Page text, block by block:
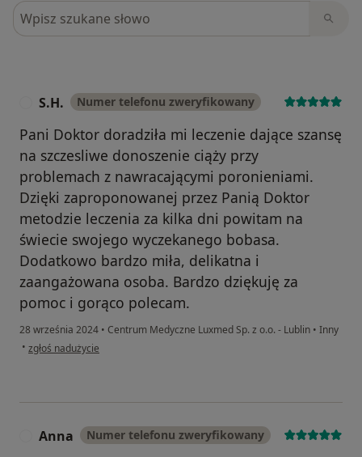
Szukaj w opiniach
S.H. Numer telefonu zweryfikowany
Pani Doktor doradziła mi leczenie dające szansę
na szczesliwe donoszenie ciąży przy
problemach z nawracającymi poronieniami.
Dzięki zaproponowanej przez Panią Doktor
metodzie leczenia za kilka dni powitam na
świecie swojego wyczekanego bobasa.
Dodatkowo bardzo miła, delikatna i
zaangażowana osoba. Bardzo dziękuję za
pomoc i gorąco polecam.
28 września 2024 • Centrum Medyczne Luxmed Sp. z o.o. - Lublin • Inny
• w opinii użytkownika S.H.
zgłoś nadużycie
Anna Numer telefonu zweryfikowany